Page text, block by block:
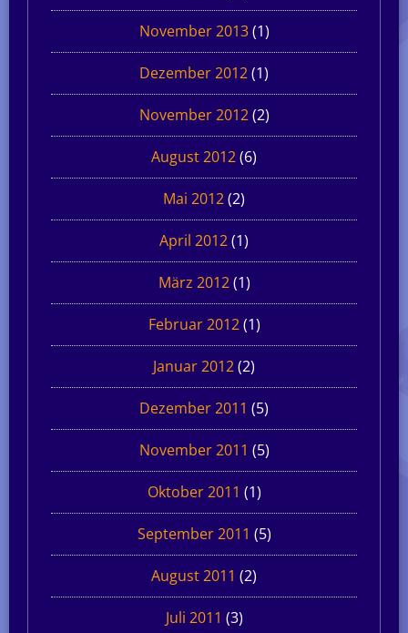
November 2013(1)
Dezember 2012(1)
November 2012(2)
August 2012(6)
Mai 2012(2)
April 2012(1)
März 2012(1)
Februar 2012(1)
Januar 2012(2)
Dezember 2011 (5)
November 2011 (5)
Oktober 2011 (1)
September 2011 (5)
August 2011 (2)
Juli 2011 (3)